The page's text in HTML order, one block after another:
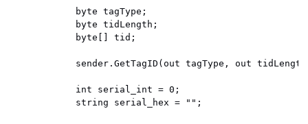
byte tagType;
byte tidLength;
byte[] tid;
sender.GetTagID(out tagType, out
int serial_int = 0;
string serial_hex = "";